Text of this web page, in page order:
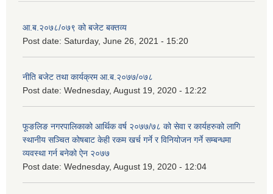
आ.ब.२०७८/०७९ को बजेट बक्तव्य
Post date: Saturday, June 26, 2021 - 15:20
नीति बजेट तथा कार्यक्रम आ.ब.२०७७/०७८
Post date: Wednesday, August 19, 2020 - 12:22
फूङलिङ नगरपालिकाको आर्थिक वर्ष २०७७/७८ को सेवा र कार्यहरुको लागि
स्थानीय सञ्चित कोषबाट केही रकम खर्च गर्ने र विनियोजन गर्ने सम्बन्धमा
व्यवस्था गर्न बनेको ऐन २०७७
Post date: Wednesday, August 19, 2020 - 12:04